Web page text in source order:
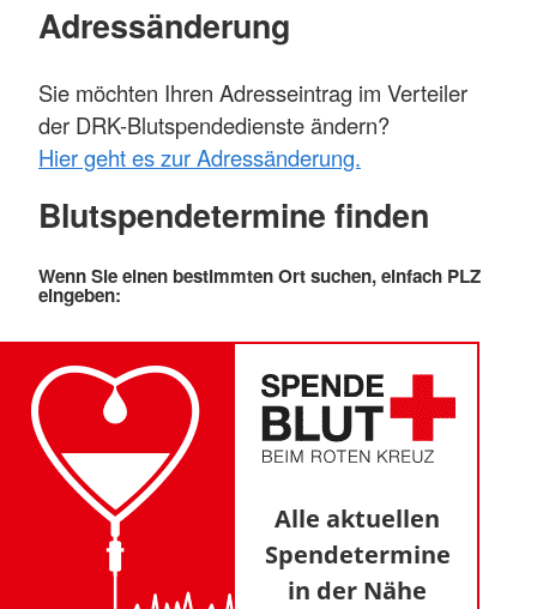
Adressänderung
Sie möchten Ihren Adresseintrag im Verteiler
der DRK-Blutspendedienste ändern?
Hier geht es zur Adressänderung.
Blutspendetermine finden
Wenn Sie einen bestimmten Ort suchen, einfach PLZ
eingeben:
Alle aktuellen
Spendetermine
in der Nähe